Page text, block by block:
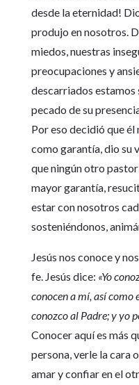
desde la eternidad!
produjo en nosotros.
miedos, nuestras
preocupaciones y
descarriados estamos
pecado de su
Por eso decidió que él
como garantía, dio su
que ningún otro pastor
mayor garantía,
estar con nosotros
sosteniéndonos,
Jesús nos conoce y
fe. Jesús dice: «Yo
conocen a mí, así como
conozco al Padre; y yo
Conocer aquí es más
persona, verle la cara
amar y confiar en el